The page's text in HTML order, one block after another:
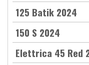
125 Batik 2024
150 S 2024
Elettrica 45 Red